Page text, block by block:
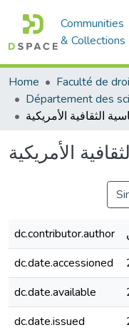
Communities
& Collections
Home
الثقافية الأمريكية
الأمريكية
dc.contributor.author
dc.date.accessioned
dc.date.available
dc.date.issued